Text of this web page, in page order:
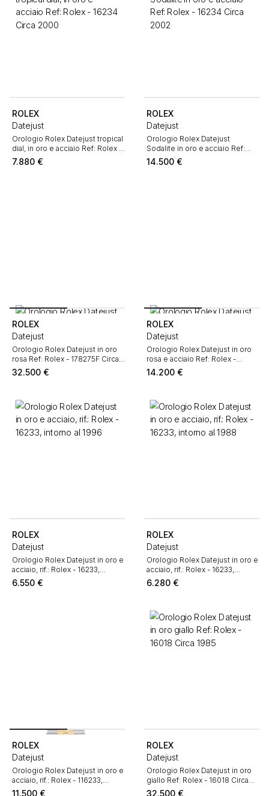
ROLEX
Datejust
Orologio Rolex Datejust tropical
dial, in oro e acciaio Ref: Rolex -
16234 Circa 2000
7.880 €
ROLEX
Datejust
Orologio Rolex Datejust
Sodalite in oro e acciaio Ref:
Rolex - 16234 Circa 2002
14.500 €
ROLEX
Datejust
Orologio Rolex Datejust in oro
rosa Ref: Rolex - 178275F Circa
2007
32.500 €
ROLEX
Datejust
Orologio Rolex Datejust in oro
rosa e acciaio Ref: Rolex -
126201 Circa 2023
14.200 €
ROLEX
Datejust
Orologio Rolex Datejust in oro e
acciaio, rif.: Rolex - 16233,
intorno al 1996
6.550 €
ROLEX
Datejust
Orologio Rolex Datejust in oro e
acciaio, rif.: Rolex - 16233,
intorno al 1988
6.280 €
ROLEX
Datejust
Orologio Rolex Datejust in oro e
acciaio, rif.: Rolex - 116233,
intorno al 2005
11.500 €
ROLEX
Datejust
Orologio Rolex Datejust in oro
giallo Ref: Rolex - 16018 Circa
1985
32.500 €